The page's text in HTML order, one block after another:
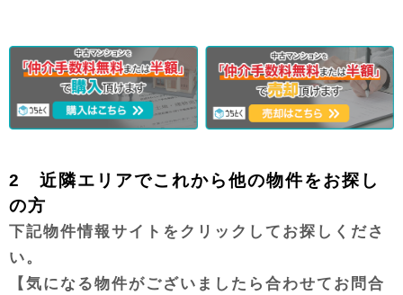
2 近隣エリアでこれから他の物件をお探し
の方
下記物件情報サイトをクリックしてお探しくださ
い。
【気になる物件がございましたら合わせてお問合